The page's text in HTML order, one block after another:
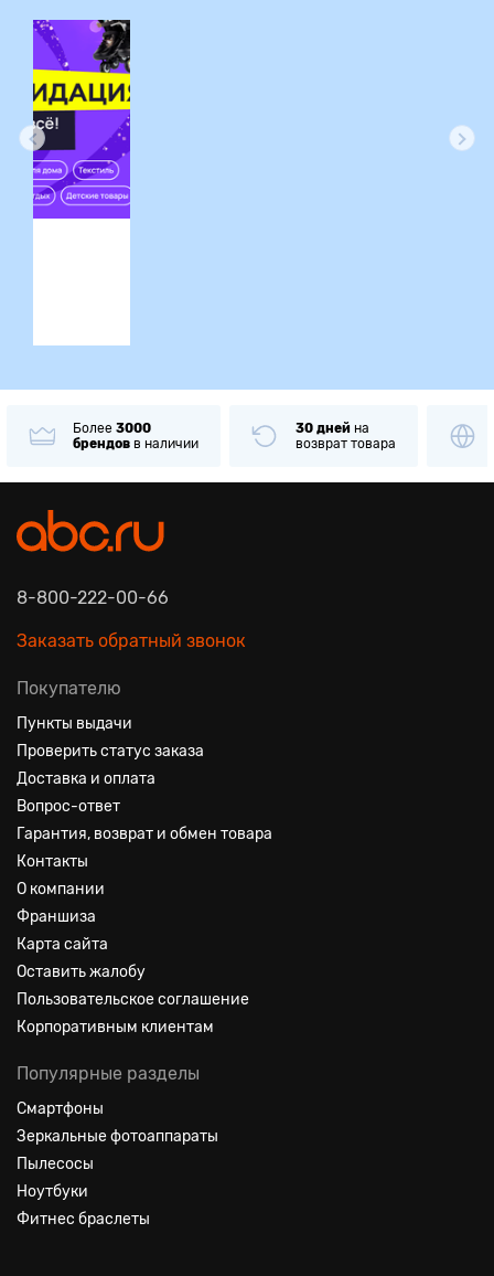
Более 3000
брендов в наличии
30 дней на
возврат товара
8-800-222-00-66
Заказать обратный звонок
Покупателю
Пункты выдачи
Проверить статус заказа
Доставка и оплата
Вопрос-ответ
Гарантия, возврат и обмен товара
Контакты
О компании
Франшиза
Карта сайта
Оставить жалобу
Пользовательское соглашение
Корпоративным клиентам
Популярные разделы
Смартфоны
Зеркальные фотоаппараты
Пылесосы
Ноутбуки
Фитнес браслеты